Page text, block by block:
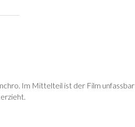
Im Mittelteil ist der Film unfassbar